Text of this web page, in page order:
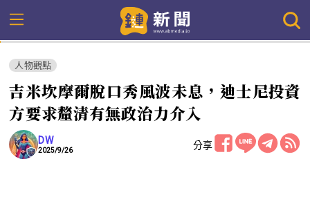
人物觀點
吉米坎摩爾脫口秀風波未息，迪士尼投資
方要求釐清有無政治力介入
DW
2025/9/26 分享